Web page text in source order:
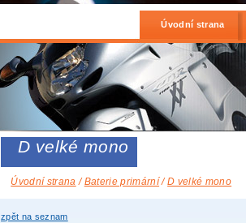
Úvodní strana
D velké mono
Úvodní strana /Baterie primární/D velké mono
zpět na seznam